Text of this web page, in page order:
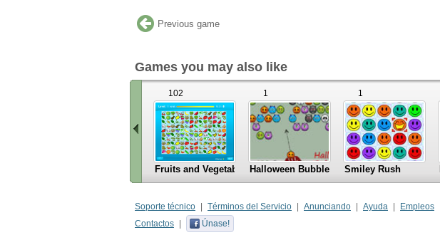
Previous game
Games you may also like
left
Fruits and Vegetables
102
Halloween Bubble
1
Smiley Rush
1
Soporte técnico Términos del Servicio Anunciando Ayuda
Empleos
Contactos
Únase!